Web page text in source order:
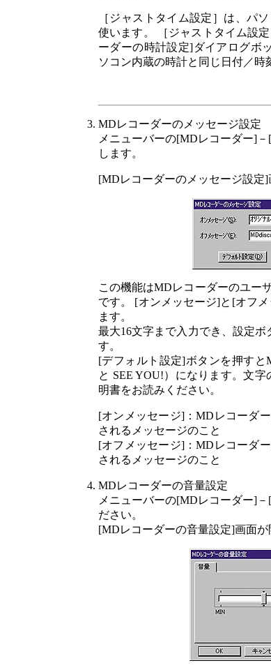
［ジャストタイム設定］は、パ
使います。 ［ジャストタイム設
ーダーの時計設定]ダイアログボ
ソコン内蔵の時計と同じ日付／時
MDレコーダーのメッセージ設定
メニューバーの[MDレコーダー]
します。
[MDレコーダーのメッセージ設定]
この機能はMDレコーダーのユー
です。 [オンメッセージ]と[オフ
ます。
最大16文字まで入力でき、設定
す。
[デフォルト設定]ボタンを押す
と SEE YOU!）になります。文
明書をお読みください。
[オンメッセージ]：MDレコーダ
されるメッセージのこと
[オフメッセージ]：MDレコーダ
されるメッセージのこと
MDレコーダーの音量設定
メニューバーの[MDレコーダー]
ださい。
[MDレコーダーの音量設定]画面が